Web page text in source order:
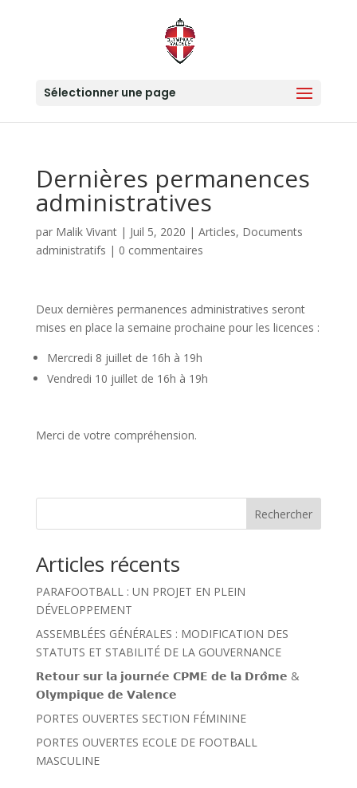
Sélectionner une page
Dernières permanences
administratives
par Malik Vivant| Juil 5, 2020 | Articles, Documents
administratifs | 0 commentaires
Deux dernières permanences administratives seront
mises en place la semaine prochaine pour les licences :
Mercredi 8 juillet de 16h à 19h
Vendredi 10 juillet de 16h à 19h
Merci de votre compréhension.
Rechercher
Articles récents
PARAFOOTBALL : UN PROJET EN PLEIN
DÉVELOPPEMENT
ASSEMBLÉES GÉNÉRALES : MODIFICATION DES
STATUTS ET STABILITÉ DE LA GOUVERNANCE
𝗥𝗲𝘁𝗼𝘂𝗿 𝘀𝘂𝗿 𝗹𝗮 𝗷𝗼𝘂𝗿𝗻𝗲́𝗲 𝗖𝗣𝗠𝗘 𝗱𝗲 𝗹𝗮 𝗗𝗿𝗼̂𝗺𝗲 &
𝗢𝗹𝘆𝗺𝗽𝗶𝗾𝘂𝗲 𝗱𝗲 𝗩𝗮𝗹𝗲𝗻𝗰𝗲
PORTES OUVERTES SECTION FÉMININE
PORTES OUVERTES ECOLE DE FOOTBALL
MASCULINE